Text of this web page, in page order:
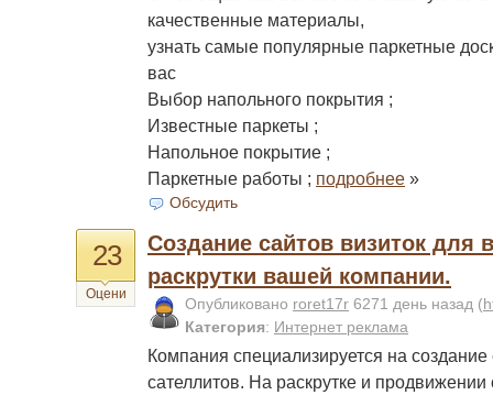
качественные материалы,
узнать самые популярные паркетные
вас
Выбор напольного покрытия ;
Известные паркеты ;
Напольное покрытие ;
Паркетные работы ; подробнее »
Обсудить
23
Оцени
Cоздание сайтов визиток для
раскрутки вашей компании.
Опубликовано roret17r 6271 день назад (
Категория: Интернет реклама
Компания специализируется на создание
сателлитов. На раскрутке и